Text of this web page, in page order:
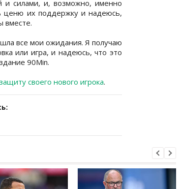
и силами, и, возможно, именно
ценю их поддержку и надеюсь,
вместе.
все мои ожидания. Я получаю
или игра, и надеюсь, что это
90Min.
своего нового игрока.